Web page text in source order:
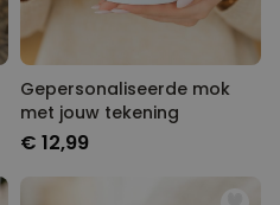
Gepersonaliseerde mok
met jouw tekening
€ 12,99
OVERIGE